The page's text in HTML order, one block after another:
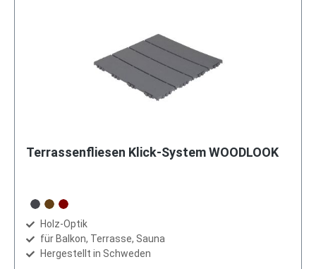
Terrassenfliesen Klick-System WOODLOOK
Farbeauswählen
dunkelgrau
eichen-braun
mahagoni-braun
Holz-Optik
für Balkon, Terrasse, Sauna
Hergestellt in Schweden